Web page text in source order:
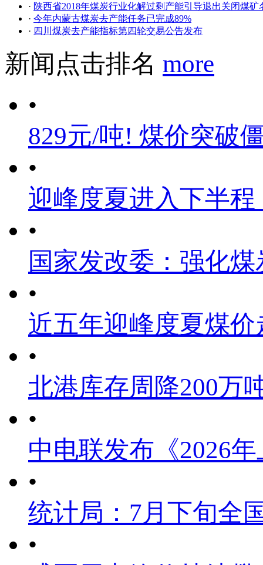
· 陕西省2018年煤炭行业化解过剩产能引导退出关闭煤矿
· 今年内蒙古煤炭去产能任务已完成89%
· 四川煤炭去产能指标第四轮交易公告发布
新闻点击排名 more
•
829元/吨! 煤价突破
•
迎峰度夏进入下半
•
国家发改委：强化
•
近五年迎峰度夏煤价
•
北港库存周降200万
•
中电联发布《2026
•
统计局：7月下旬全
•